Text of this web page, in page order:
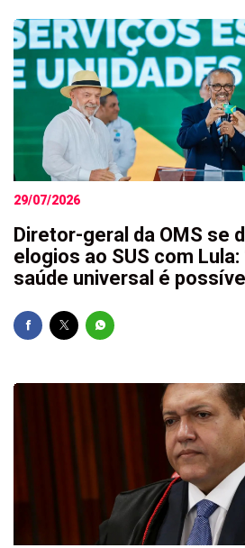
29/07/2026
Diretor-geral da OMS se
elogios ao SUS com Lula:
saúde universal é